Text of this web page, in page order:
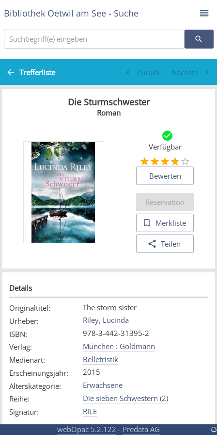
Bibliothek Oetwil am See - Suche
Suchbegriff(e) eingeben
Trefferliste Zurück Nächste
Die Sturmschwester
Roman
Verfügbar
Bewerten
Reservation
Merkliste
Teilen
Details
Originaltitel:
The storm sister
Urheber:
Riley, Lucinda
ISBN:
978-3-442-31395-2
Verlag:
München : Goldmann
Medienart:
Belletristik
Erscheinungsjahr:
2015
Alterskategorie:
Erwachsene
Reihe:
Die sieben Schwestern (2)
Signatur:
RILE
webOpac 5.2.122 - Predata AG